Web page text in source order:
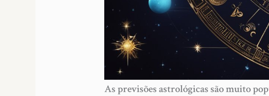
As previsões astrológicas são muito